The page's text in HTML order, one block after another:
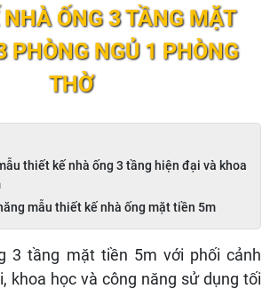
ỐNG 3 TẦNG MẶT
PHÒNG NGỦ 1 PHÒNG
THỜ
thiết kế nhà ống 3 tầng hiện đại và khoa
mẫu thiết kế nhà ống mặt tiền 5m
3 tầng mặt tiền 5m với phối cảnh
khoa học và công năng sử dụng tối